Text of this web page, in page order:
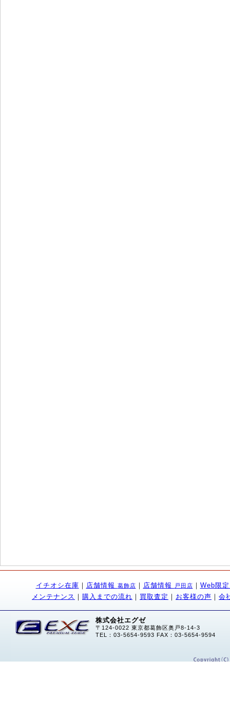
イチオシ在庫 ｜ 店舗情報 葛飾店 ｜ 店舗情報 戸田店 ｜ Web限
メンテナンス ｜ 購入までの流れ ｜ 買取査定 ｜ お客様の声 ｜ 会
株式会社エグゼ
〒124-0022 東京都葛飾区奥戸8-14-3
TEL：03-5654-9593 FAX：03-5654-9594